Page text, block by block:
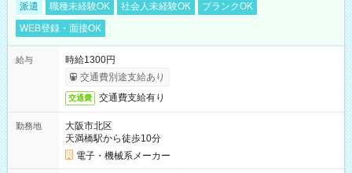
派遣 職種未経験OK 社会人未経験OK
ブランクOK
WEB登録・面接OK
給与
時給1300円
交通費別途支給あり
交通費 交通費支給有り
勤務地
大阪市北区
天満橋駅から徒歩10分
電子・機械系メーカー